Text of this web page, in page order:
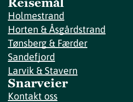
Holmestrand
Horten & Åsgårdstrand
Tønsberg & Færder
Sandefjord
Larvik & Stavern
Snarveier
Kontakt oss